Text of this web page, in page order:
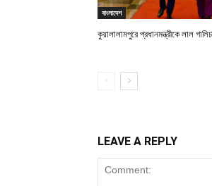
বাংলাদেশ
কুয়ালালামপুরে প্রধানমন্ত্রীকে লাল
LEAVE A REPLY